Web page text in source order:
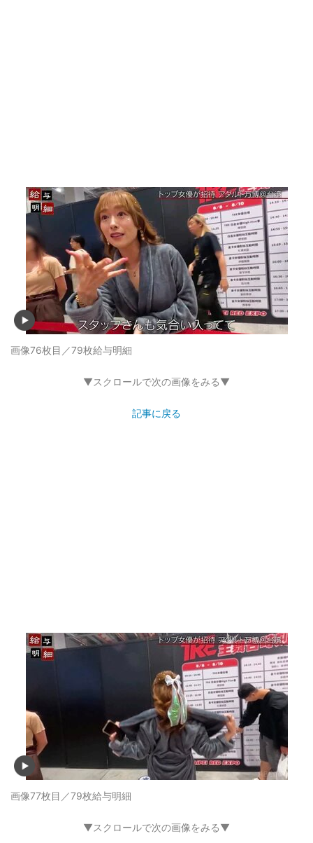
画像76枚目／79枚給与明細
▼スクロールで次の画像をみる▼
記事に戻る
画像77枚目／79枚給与明細
▼スクロールで次の画像をみる▼